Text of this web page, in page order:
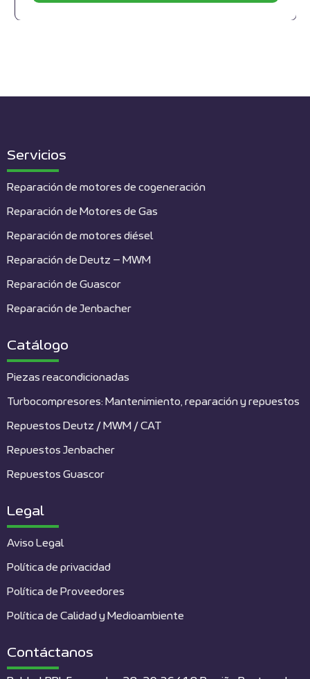
Servicios
Reparación de motores de cogeneración
Reparación de Motores de Gas
Reparación de motores diésel
Reparación de Deutz – MWM
Reparación de Guascor
Reparación de Jenbacher
Catálogo
Piezas reacondicionadas
Turbocompresores: Mantenimiento, reparación y repuestos
Repuestos Deutz / MWM / CAT
Repuestos Jenbacher
Repuestos Guascor
Legal
Aviso Legal
Política de privacidad
Política de Proveedores
Política de Calidad y Medioambiente
Contáctanos